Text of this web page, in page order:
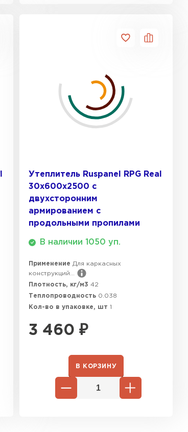
Утеплитель Ruspanel RPG Real
30х600х2500 с
двухсторонним
армированием с
продольными пропилами
В наличии 1050 уп.
Применение Для каркасных
конструкций...
Плотность, кг/м3 42
Теплопроводность 0.038
Кол-во в упаковке, шт 1
3 460 ₽
В КОРЗИНУ